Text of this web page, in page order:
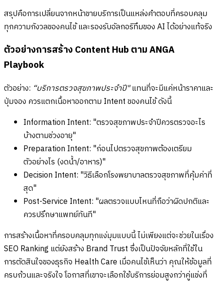
สรุปคือการเปลี่ยนจากหน้าขายบริการเป็นแหล่งคำตอบที่ครอบคลุม
ทุกความกังวลของคนไข้ และรองรับอัลกอริทึมของ AI ได้อย่างแท้จริง
ตัวอย่างการสร้าง Content Hub ตาม ANGA
Playbook
ตัวอย่าง: “บริการตรวจสุขภาพประจำปี"แทนที่จะมีแค่หน้าราคาและ
ปุ่มจอง ควรแตกเนื้อหาออกตาม Intent ของคนไข้ ดังนี้
Information Intent: "ตรวจสุขภาพประจำปีควรตรวจอะไร
บ้างตามช่วงอายุ"
Preparation Intent: "ก่อนไปตรวจสุขภาพต้องเตรียม
ตัวอย่างไร (งดน้ำ/อาหาร)"
Decision Intent: "วิธีเลือกโรงพยาบาลตรวจสุขภาพที่คุ้มค่าที่
สุด"
Post-Service Intent: "ผลตรวจแบบไหนที่ถือว่าผิดปกติและ
ควรปรึกษาแพทย์ทันที"
การสร้างเนื้อหาที่ครอบคลุมทุกแง่มุมแบบนี้ ไม่เพียงแต่จะช่วยในเรื่อง
SEO Ranking แต่ยังสร้าง Brand Trust ซึ่งเป็นปัจจัยหลักที่ใช้ใน
การตัดสินใจของธุรกิจ Health Care เมื่อคนไข้เห็นว่า คุณให้ข้อมูลที่
ครบถ้วนและจริงใจ โอกาสที่เขาจะเลือกใช้บริการย่อมสูงกว่าคู่แข่งที่